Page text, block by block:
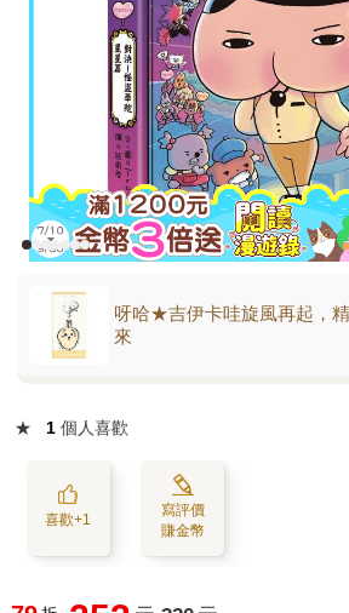
呀哈★吉伊卡哇旋風再起，
來
★ 1 個人喜歡
喜歡+1
寫評價
賺金幣